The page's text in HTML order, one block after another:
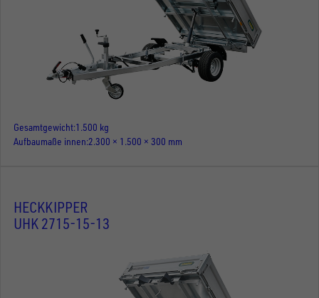
Gesamtgewicht 1.500 kg
Aufbaumaße innen 2.300 × 1.500 × 300 mm
HECKKIPPER
UHK 2715-15-13